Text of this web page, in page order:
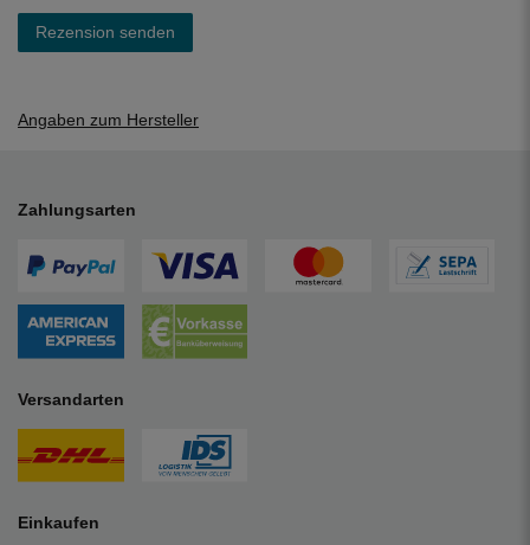
Rezension senden
Angaben zum Hersteller
Zahlungsarten
Versandarten
Einkaufen